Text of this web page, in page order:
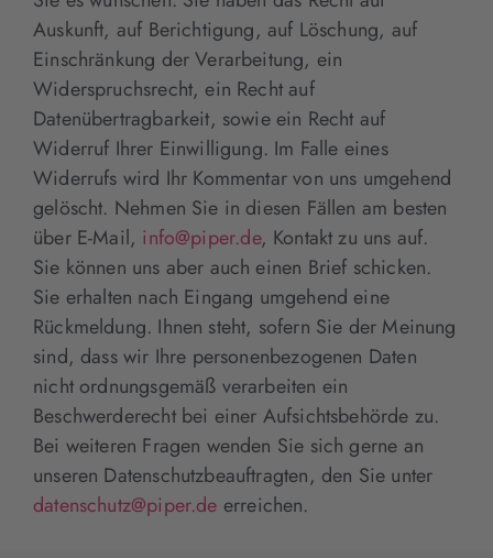
Auskunft, auf Berichtigung, auf Löschung, auf
Einschränkung der Verarbeitung, ein
Widerspruchsrecht, ein Recht auf
Datenübertragbarkeit, sowie ein Recht auf
Widerruf Ihrer Einwilligung. Im Falle eines
Widerrufs wird Ihr Kommentar von uns umgehend
gelöscht. Nehmen Sie in diesen Fällen am besten
über E-Mail, info@piper.de, Kontakt zu uns auf.
Sie können uns aber auch einen Brief schicken.
Sie erhalten nach Eingang umgehend eine
Rückmeldung. Ihnen steht, sofern Sie der Meinung
sind, dass wir Ihre personenbezogenen Daten
nicht ordnungsgemäß verarbeiten ein
Beschwerderecht bei einer Aufsichtsbehörde zu.
Bei weiteren Fragen wenden Sie sich gerne an
unseren Datenschutzbeauftragten, den Sie unter
datenschutz@piper.de erreichen.